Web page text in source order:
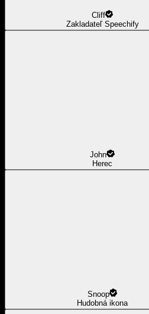
Cliff
Zakladateľ Speechify
John
Herec
Snoop
Hudobná ikona